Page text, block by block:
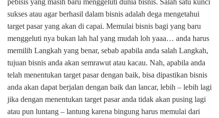
pebisis yang masih baru menggeluti dunia bisnis. Salah satu kunci
sukses atau agar berhasil dalam bisnis adalah dega mengetahui
target pasar yang akan di capai. Memulai bisnis bagi yang baru
menggeluti nya bukan lah hal yang mudah loh yaaa… anda harus
memilih Langkah yang benar, sebab apabila anda salah Langkah,
tujuan bisnis anda akan semrawut atau kacau. Nah, apabila anda
telah menentukan target pasar dengan baik, bisa dipastikan bisnis
anda akan dapat berjalan dengan baik dan lancar, lebih – lebih lagi
jika dengan menentukan target pasar anda tidak akan pusing lagi
atau pun luntang – lantung karena bingung harus memulai dari